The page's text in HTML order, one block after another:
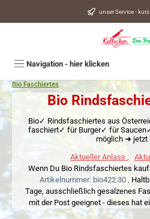
unser Service -
Navigation - hier klicken
Bio Faschiertes
Bio
Bio✓ Rindsfaschiertes aus
faschiert✓ für Burger✓ für
möglich ➜ jetzt
Aktueller Anlass
Wenn Du Bio Rindsfaschiertes
Artikelnummer: bio422.30 ,
Tage, ausschließlich gesalzenes
mit der Post geeignet - dieses hat